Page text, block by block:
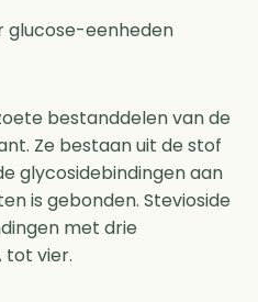
glucose-eenheden
bestanddelen van de
Ze bestaan ​​uit de stof
glycosidebindingen aan
is gebonden. Stevioside
met drie
tot vier.